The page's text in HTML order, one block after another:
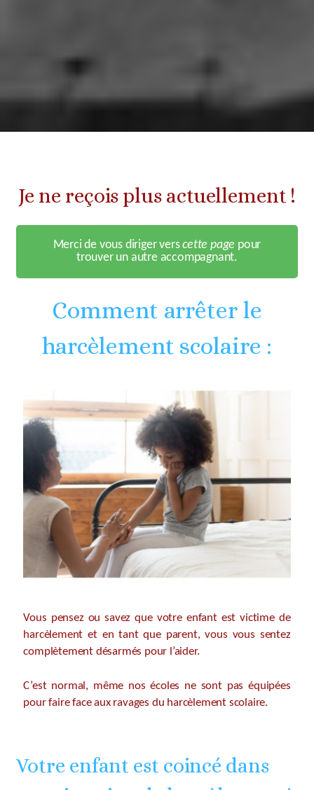
Je ne reçois plus actuellement !
Merci de vous diriger verscette page pour
trouver un autre accompagnant.
Comment arrêter le
harcèlement scolaire :
Vous pensez ou savez que votre enfant est victime de
harcèlement et en tant que parent, vous vous sentez
complètement désarmés pour l’aider.
C’est normal, même nos écoles ne sont pas équipées
pour faire face aux ravages du harcèlement scolaire.
Votre enfant est coincé dans